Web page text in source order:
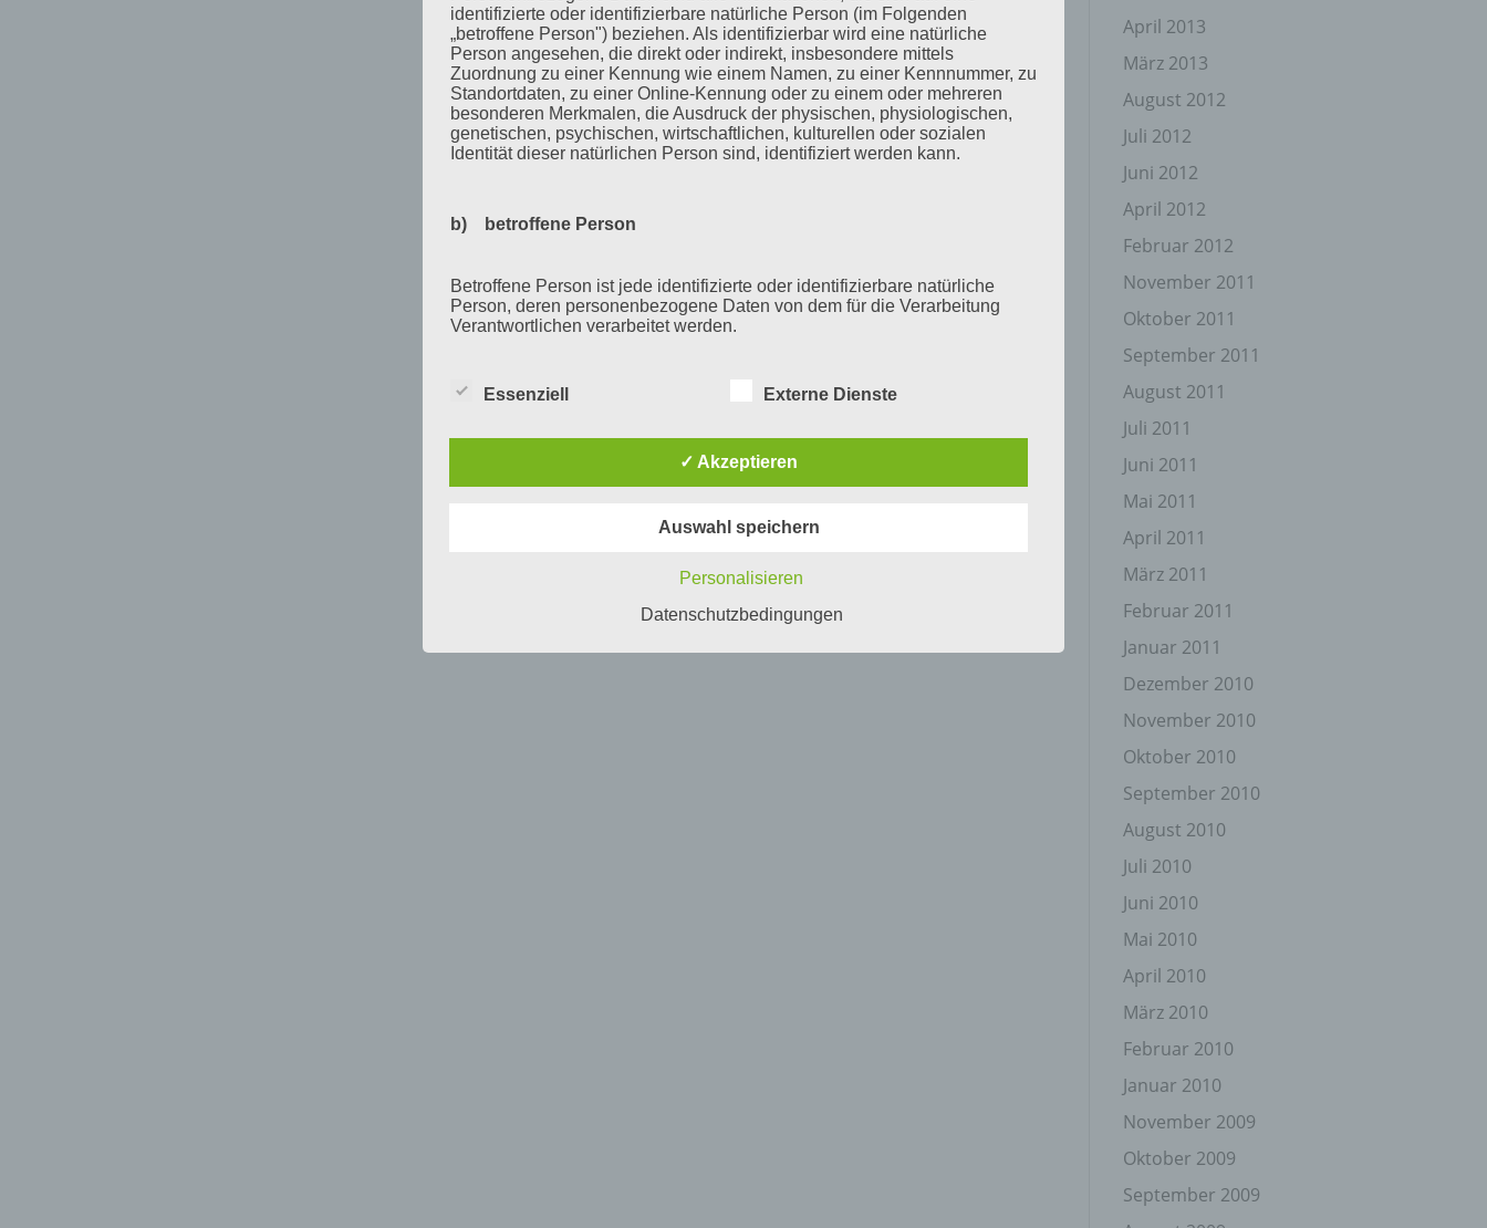
April 2013
März 2013
August 2012
Juli 2012
Juni 2012
April 2012
Februar 2012
November 2011
Oktober 2011
September 2011
August 2011
Juli 2011
Juni 2011
Mai 2011
April 2011
März 2011
Februar 2011
Januar 2011
Dezember 2010
November 2010
Oktober 2010
September 2010
August 2010
Juli 2010
Juni 2010
Mai 2010
April 2010
März 2010
Februar 2010
Januar 2010
November 2009
Oktober 2009
September 2009
identifizierte oder identifizierbare natürliche Person (im Folgenden
„betroffene Person") beziehen. Als identifizierbar wird eine natürliche
Person angesehen, die direkt oder indirekt, insbesondere mittels
Zuordnung zu einer Kennung wie einem Namen, zu einer Kennnummer, zu
Standortdaten, zu einer Online-Kennung oder zu einem oder mehreren
besonderen Merkmalen, die Ausdruck der physischen, physiologischen,
genetischen, psychischen, wirtschaftlichen, kulturellen oder sozialen
Identität dieser natürlichen Person sind, identifiziert werden kann.
b) betroffene Person
Betroffene Person ist jede identifizierte oder identifizierbare natürliche
Person, deren personenbezogene Daten von dem für die Verarbeitung
Verantwortlichen verarbeitet werden.
c) Verarbeitung
Verarbeitung ist jeder mit oder ohne Hilfe automatisierter Verfahren
Organisation, das Ordnen, die Speicherung, die Anpassung oder
Veränderung, das Auslesen, das Abfragen, die Verwendung, die
Bereitstellung, den Abgleich oder die Verknüpfung, die Einschränkung, das
Essenziell Externe Dienste
✓ Akzeptieren
Auswahl speichern
Personalisieren
Datenschutzbedingungen